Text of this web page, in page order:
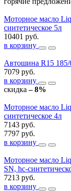
Моторное масло
синтетическое 5л
10401 руб.
в корзину
Автошина R15
7079 руб.
в корзину
скидка– 8%
Моторное масло
синтетическое 4л
7143 руб.
7797 руб.
в корзину
Моторное масло
SN, hc-
7213 руб.
в корзину